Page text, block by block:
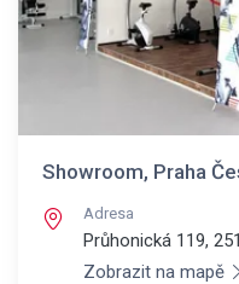
Showroom, Praha
Adresa
Průhonická 119,
Zobrazit na mapě